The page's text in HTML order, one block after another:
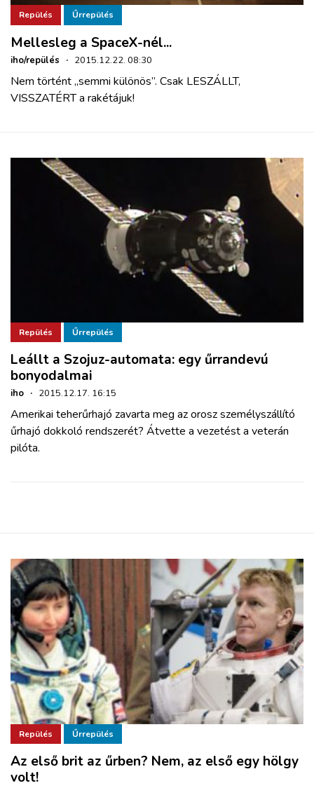
Repülés Űrrepülés
Mellesleg a SpaceX-nél...
iho/repülés · 2015.12.22. 08:30
Nem történt „semmi különös”. Csak LESZÁLLT,
VISSZATÉRT a rakétájuk!
Repülés Űrrepülés
Leállt a Szojuz-automata: egy űrrandevú
bonyodalmai
iho · 2015.12.17. 16:15
Amerikai teherűrhajó zavarta meg az orosz személyszállító
űrhajó dokkoló rendszerét? Átvette a vezetést a veterán
pilóta.
Repülés Űrrepülés
Az első brit az űrben? Nem, az első egy hölgy
volt!